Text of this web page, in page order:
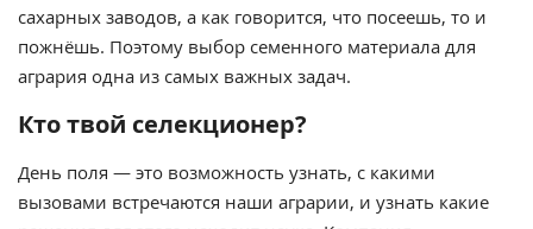
сахарных заводов, а как говорится, что посеешь, то и
пожнёшь. Поэтому выбор семенного материала для
агрария одна из самых важных задач.
Кто твой селекционер?
День поля — это возможность узнать, с какими
вызовами встречаются наши аграрии, и узнать какие